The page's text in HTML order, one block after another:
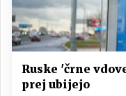
Ruske 'črne
prej ubijejo